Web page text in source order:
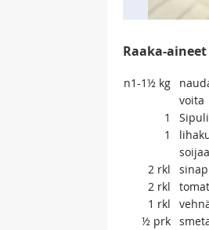
Raaka-aineet
n1-1½ kg
voita
1
Sipuli
1
soijaa
2 rkl
2 rkl
1 rkl
½ prk